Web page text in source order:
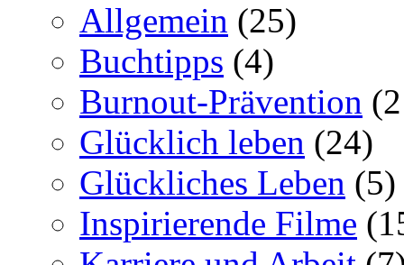
Allgemein (25)
Buchtipps (4)
Burnout-Prävention
Glücklich leben (24)
Glückliches Leben (5)
Inspirierende Filme